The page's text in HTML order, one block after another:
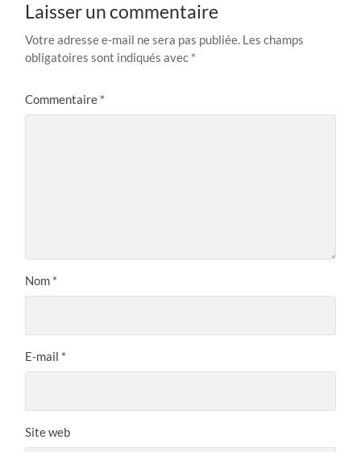
Laisser un commentaire
Votre adresse e-mail ne sera pas publiée. Les champs
obligatoires sont indiqués avec *
Commentaire *
Nom *
E-mail *
Site web